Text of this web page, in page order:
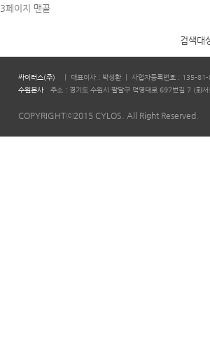
3페이지 맨끝
검색대
싸이러스(주)
ㅣ 대표이사 : 박성환 ㅣ 사업자등록번호 : 135-
수원본사
주소 : 경기도 수원시 팔달구 덕영대로 697번길 7 (
COPYRIGHTⓒ2015 CYLOS. All Right Reserved.